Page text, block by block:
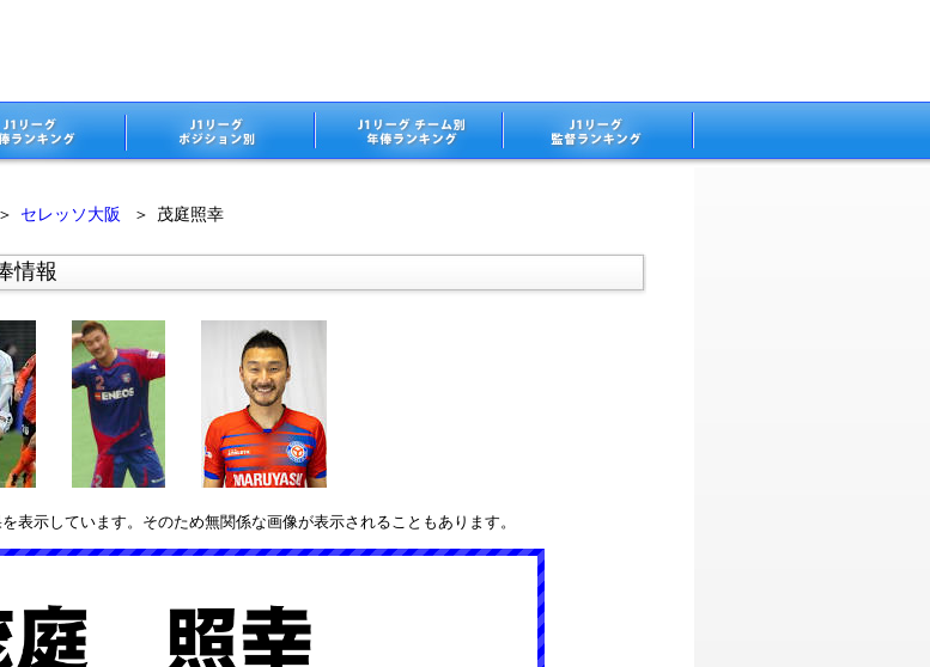
＞ セレッソ大阪 ＞ 茂庭照幸
情報
表示しています。そのため無関係な画像が表示されることもあります。